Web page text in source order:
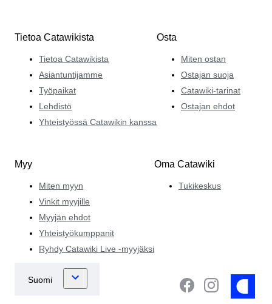
Tietoa Catawikista
Tietoa Catawikista
Asiantuntijamme
Työpaikat
Lehdistö
Yhteistyössä Catawikin kanssa
Osta
Miten ostan
Ostajan suoja
Catawiki-tarinat
Ostajan ehdot
Myy
Miten myyn
Vinkit myyjille
Myyjän ehdot
Yhteistyökumppanit
Ryhdy Catawiki Live -myyjäksi
Oma Catawiki
Tukikeskus